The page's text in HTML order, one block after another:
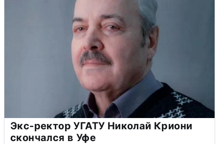
Экс-ректор УГАТУ Николай Криони
скончался в Уфе